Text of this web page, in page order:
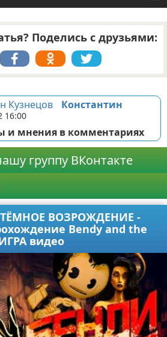
Поделись с друзьями:
Константин
16:00
и мнения в комментариях
группу ВКонтакте
ВОЗРОЖДЕНИЕ -
Bendy and the
видео